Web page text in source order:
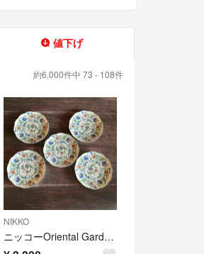
値下げ
約6,000件中 73 - 108件
NIKKO
ニッコーOriental Garden 小皿 5枚セット 約14.5cm 花柄